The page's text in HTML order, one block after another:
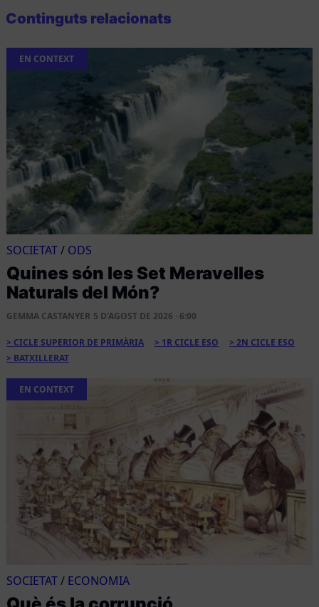
Continguts relacionats
EN CONTEXT
SOCIETAT/ ODS
Quines són les Set Meravelles
Naturals del Món?
GEMMA CASTANYER 5 D'AGOST DE 2026 · 6:00
CICLE SUPERIOR DE PRIMÀRIA 1R CICLE ESO
2N CICLE ESO
BATXILLERAT
EN CONTEXT
SOCIETAT/ ECONOMIA